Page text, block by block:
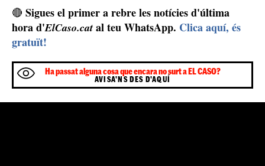
🔴 Sigues el primer a rebre les notícies d'última
hora d'ElCaso.cat al teu WhatsApp. Clica aquí, és
gratuït!
Ha passat alguna cosa que encara no surt a EL CASO?
AVISA'NS DES D'AQUÍ